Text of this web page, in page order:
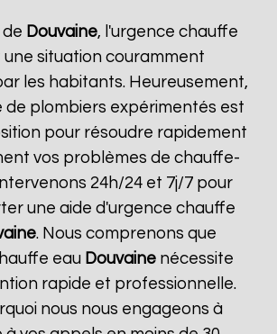
de Douvaine, l'urgence chauffe
une situation couramment
les habitants. Heureusement,
de plombiers expérimentés est
pour résoudre rapidement
vos problèmes de chauffe-
24h/24 et 7j/7 pour
une aide d'urgence chauffe
. Nous comprenons que
eau Douvaine nécessite
rapide et professionnelle.
nous nous engageons à